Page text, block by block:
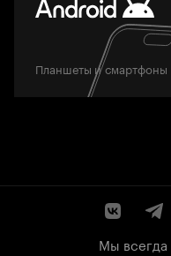
Планшеты и смартфоны
Мы всегда